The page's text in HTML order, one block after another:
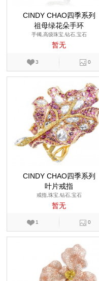
CINDY CHAO四季系列
祖母绿花朵手环
手镯,高级珠宝,钻石,宝石
暂无
3 0
CINDY CHAO四季系列
叶片戒指
戒指,珠宝,钻石,宝石
暂无
1 0